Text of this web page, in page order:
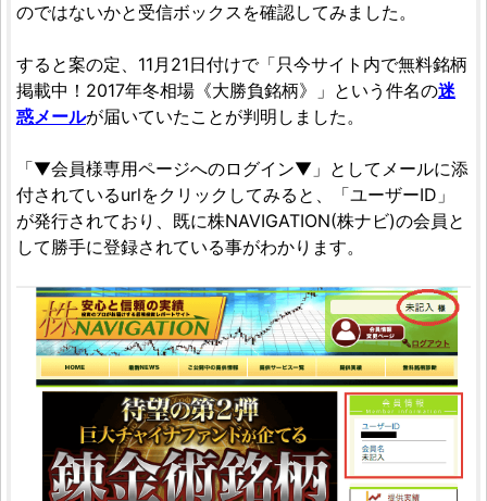
のではないかと受信ボックスを確認してみました。
すると案の定、11月21日付けで「只今サイト内で無料銘柄
掲載中！2017年冬相場《大勝負銘柄》」という件名の迷
惑メールが届いていたことが判明しました。
「▼会員様専用ページへのログイン▼」としてメールに添
付されているurlをクリックしてみると、「ユーザーID」
が発行されており、既に株NAVIGATION(株ナビ)の会員と
して勝手に登録されている事がわかります。